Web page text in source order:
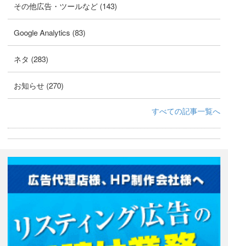
その他広告・ツールなど (143)
Google Analytics (83)
ネタ (283)
お知らせ (270)
すべての記事一覧へ